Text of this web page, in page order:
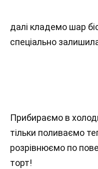
далі кладемо шар
спеціально
Прибираємо в
тільки поливаємо
розрівнюємо по
торт!